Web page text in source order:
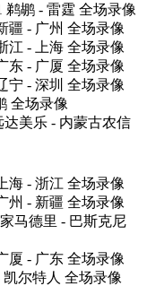
鹈鹕 - 雷霆 全场录像
疆 - 广州 全场录像
江 - 上海 全场录像
东 - 广厦 全场录像
宁 - 深圳 全场录像
全场录像
达美乐 - 内蒙古农信
海 - 浙江 全场录像
州 - 新疆 全场录像
马德里 - 巴斯克尼
厦 - 广东 全场录像
凯尔特人 全场录像